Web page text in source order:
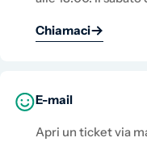
Chiamaci
E-mail
Apri un ticket via